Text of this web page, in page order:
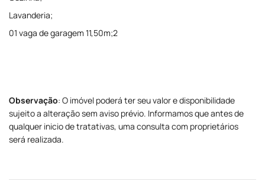
Lavanderia;
01 vaga de garagem 11,50m;2
Observação: O imóvel poderá ter seu valor e disponibilidade
sujeito a alteração sem aviso prévio. Informamos que antes de
qualquer inicio de tratativas, uma consulta com proprietários
será realizada.